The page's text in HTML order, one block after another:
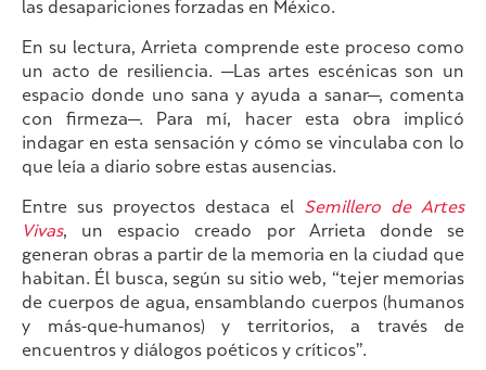
las desapariciones forzadas en México.
En su lectura, Arrieta comprende este proceso como
un acto de resiliencia. —Las artes escénicas son un
espacio donde uno sana y ayuda a sanar—, comenta
con firmeza—. Para mí, hacer esta obra implicó
indagar en esta sensación y cómo se vinculaba con lo
que leía a diario sobre estas ausencias.
Entre sus proyectos destaca el Semillero de Artes
Vivas, un espacio creado por Arrieta donde se
generan obras a partir de la memoria en la ciudad que
habitan. Él busca, según su sitio web, “tejer memorias
de cuerpos de agua, ensamblando cuerpos (humanos
y más-que-humanos) y territorios, a través de
encuentros y diálogos poéticos y críticos”.